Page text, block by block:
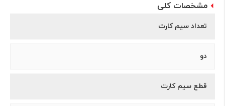
مشخصات کلی
تعداد سیم کارت
دو
قطع سیم کارت